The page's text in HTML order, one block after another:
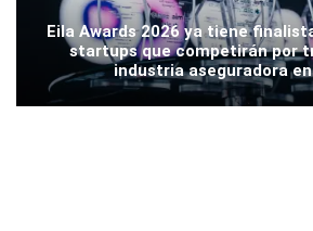
Eila Awards 2026 ya tiene
startups que competirán por
industria aseguradora en